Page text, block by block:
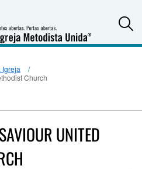
Igreja
Church
UNITED